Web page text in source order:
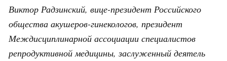
Виктор Радзинский, вице-президент Российского
общества акушеров-гинекологов, президент
Междисциплинарной ассоциации специалистов
репродуктивной медицины, заслуженный деятель